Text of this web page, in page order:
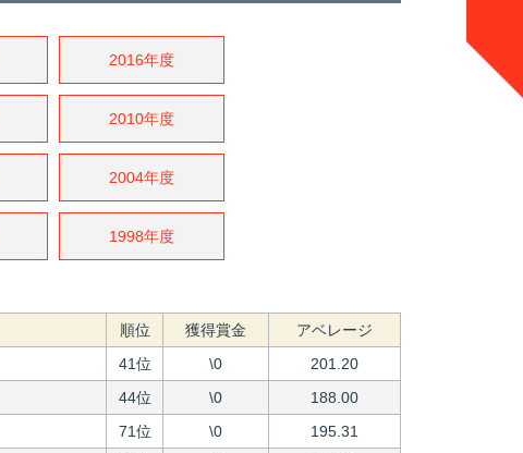
2016年度
2010年度
2004年度
1998年度
順位 獲得賞金
アベレージ
41位 \0
201.20
44位 \0
188.00
71位 \0
195.31